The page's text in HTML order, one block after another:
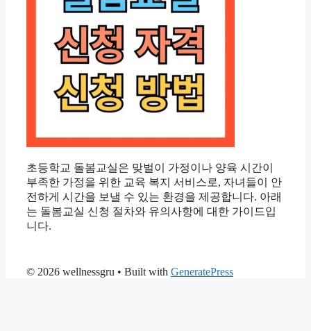
초등학교 돌봄교실은 맞벌이 가정이나 양육 시간이
부족한 가정을 위한 교육 복지 서비스로, 자녀들이 안
전하게 시간을 보낼 수 있는 환경을 제공합니다. 아래
는 돌봄교실 신청 절차와 유의사항에 대한 가이드입
니다.
© 2026 wellnessgru • Built with GeneratePress